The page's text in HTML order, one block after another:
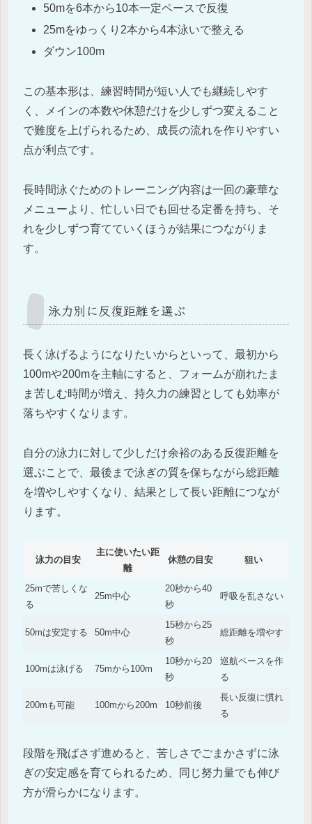
50mを6本から10本一定ペースで反復
25mをゆっくり2本から4本泳いで整える
ダウン100m
この基本形は、練習時間が短い人でも継続しやす
く、メインの本数や休憩だけを少しずつ変えること
で難度を上げられるため、成長の流れを作りやすい
点が利点です。
長時間泳ぐためのトレーニング内容は一回の豪華な
メニューより、忙しい日でも回せる定番を持ち、そ
れを少しずつ育てていくほうが結果につながりま
す。
泳力別に反復距離を選ぶ
長く泳げるようになりたいからといって、最初から
100mや200mを主軸にすると、フォームが崩れたま
ま苦しむ時間が増え、持久力の練習としても効率が
落ちやすくなります。
自分の泳力に対して少しだけ余裕のある反復距離を
選ぶことで、最後まで泳ぎの質を保ちながら総距離
を増やしやすくなり、結果として長い距離につなが
ります。
泳力の目安
主に使いたい距
離
休憩の目安 狙い
25mで苦しくな
る
25m中心
20秒から40
秒
呼吸を乱さない
50mは安定する 50m中心
15秒から25
秒
総距離を増やす
100mは泳げる 75mから100m
10秒から20
秒
巡航ペースを作
る
200mも可能 100mから200m 10秒前後
長い反復に慣れ
る
段階を飛ばさず進めると、苦しさでごまかさずに泳
ぎの安定感を育てられるため、同じ努力量でも伸び
方が滑らかになります。